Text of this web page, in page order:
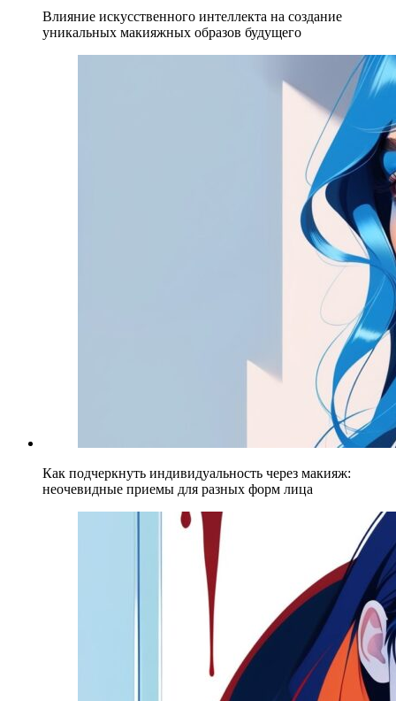
Влияние искусственного интеллекта на создание
уникальных макияжных образов будущего
Как подчеркнуть индивидуальность через макияж:
неочевидные приемы для разных форм лица